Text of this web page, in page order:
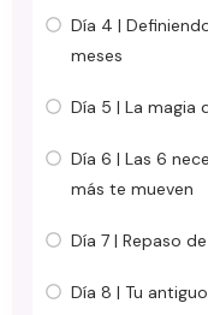
Día 4 |
meses
Día 5 | La magia
Día 6 | Las 6
más te mueven
Día 7 | Repaso
Día 8 | Tu